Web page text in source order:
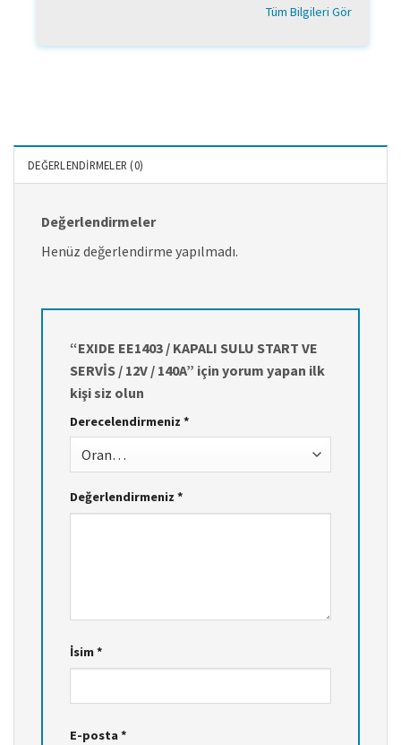
Tüm Bilgileri Gör
DEĞERLENDIRMELER (0)
Değerlendirmeler
Henüz değerlendirme yapılmadı.
“EXIDE EE1403 / KAPALI SULU START VE
SERVİS / 12V / 140A” için yorum yapan ilk
kişi siz olun
Derecelendirmeniz *
Değerlendirmeniz *
İsim*
E-posta*